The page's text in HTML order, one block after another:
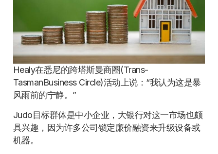
Healy在悉尼的跨塔斯曼商圈(Trans-
TasmanBusiness Circle)活动上说：“我认为这是暴
风雨前的宁静。”
Judo目标群体是中小企业，大银行对这一市场也颇
具兴趣，因为许多公司锁定廉价融资来升级设备或
机器。